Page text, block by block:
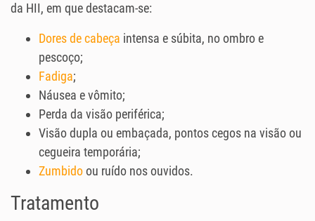
da HII, em que destacam-se:
Dores de cabeça intensa e súbita, no ombro e
pescoço;
Fadiga;
Náusea e vômito;
Perda da visão periférica;
Visão dupla ou embaçada, pontos cegos na visão ou
cegueira temporária;
Zumbidoou ruído nos ouvidos.
Tratamento